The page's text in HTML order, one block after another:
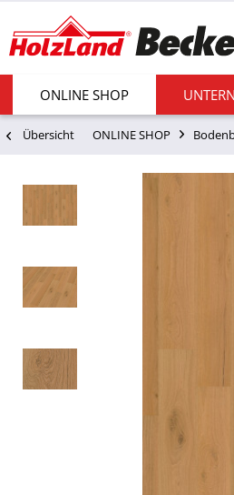
ONLINE SHOP
Übersicht ONLINE SHOP